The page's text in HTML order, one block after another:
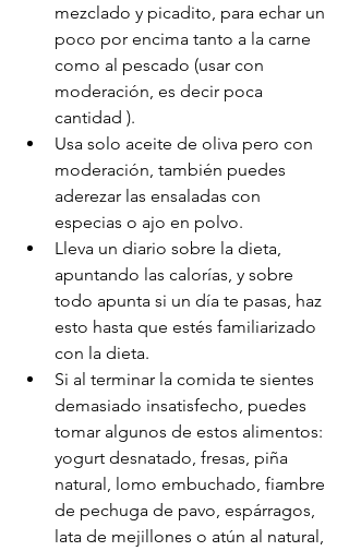
mezclado y picadito, para echar un
poco por encima tanto a la carne
como al pescado (usar con
moderación, es decir poca
cantidad ).
Usa solo aceite de oliva pero con
moderación, también puedes
aderezar las ensaladas con
especias o ajo en polvo.
Lleva un diario sobre la dieta,
apuntando las calorías, y sobre
todo apunta si un día te pasas, haz
esto hasta que estés familiarizado
con la dieta.
Si al terminar la comida te sientes
demasiado insatisfecho, puedes
tomar algunos de estos alimentos:
yogurt desnatado, fresas, piña
natural, lomo embuchado, fiambre
de pechuga de pavo, espárragos,
lata de mejillones o atún al natural,